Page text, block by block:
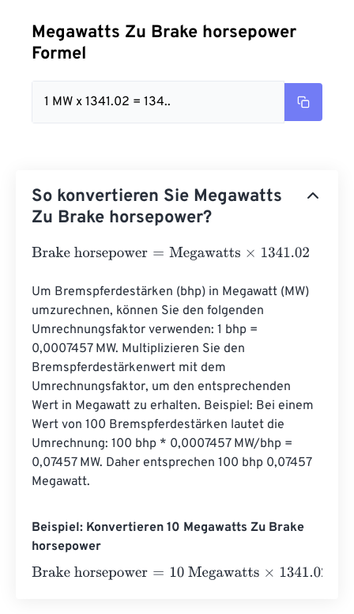
Megawatts Zu Brake horsepower
Formel
1 MW x 1341.02 = 134..
So konvertieren Sie Megawatts
Zu Brake horsepower?
Brake horsepower=Megawatts×1341.02
Um Bremspferdestärken (bhp) in Megawatt (MW)
umzurechnen, können Sie den folgenden
Umrechnungsfaktor verwenden: 1 bhp =
0,0007457 MW. Multiplizieren Sie den
Bremspferdestärkenwert mit dem
Umrechnungsfaktor, um den entsprechenden
Wert in Megawatt zu erhalten. Beispiel: Bei einem
Wert von 100 Bremspferdestärken lautet die
Umrechnung: 100 bhp * 0,0007457 MW/bhp =
0,07457 MW. Daher entsprechen 100 bhp 0,07457
Megawatt.
Beispiel: Konvertieren 10 Megawatts Zu Brake
horsepower
Brake horsepower=10 Megawatts×1341.02 =13410.2